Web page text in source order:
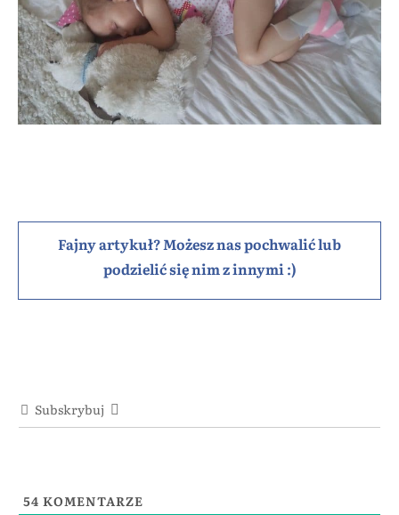
Fajny artykuł? Możesz nas pochwalić lub
podzielić się nim z innymi :)
Subskrybuj
54 KOMENTARZE